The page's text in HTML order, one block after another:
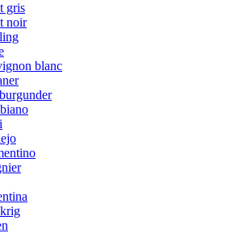
gris
noir
blanc